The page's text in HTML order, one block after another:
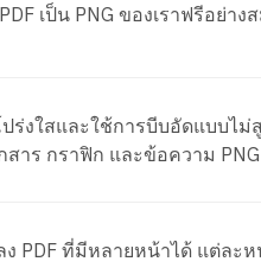
เป็น PNG ของเราฟรีอย่
ปร่งใสและใช้การบีบอัดแบบ
าร กราฟิก และข้อความ
PDF ที่มีหลายหน้าได้ แต่ละ